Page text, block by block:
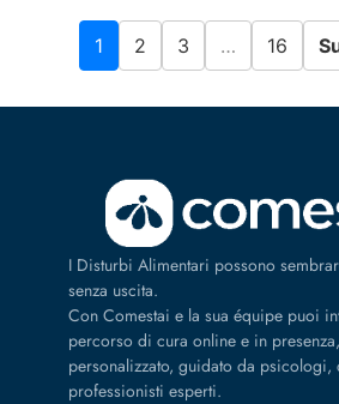
1 2 3 … 16
I Disturbi Alimentari possono
senza uscita.
Con Comestai e la sua équipe puoi
percorso di cura online e in
personalizzato, guidato da psicologi,
professionisti esperti.